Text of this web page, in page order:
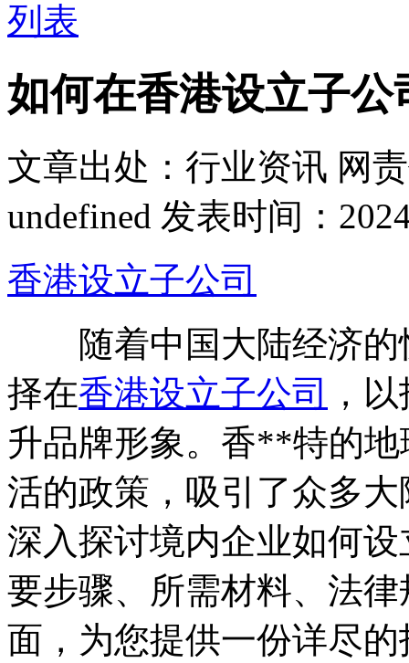
列表
如何在香港设立子
文章出处：行业资讯 网
undefined 发表时间：
香港设立子公司
随着中国大陆经济的
择在香港设立子公司
，
升品牌形象。香**特的
活的政策，吸引了众多
深入探讨境内企业如何
要步骤、所需材料、法
面，为您提供一份详尽的